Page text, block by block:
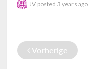
JV posted 3 years ago
Vorherige